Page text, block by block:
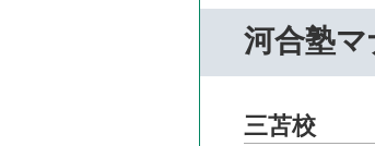
河合塾マ
三苫校